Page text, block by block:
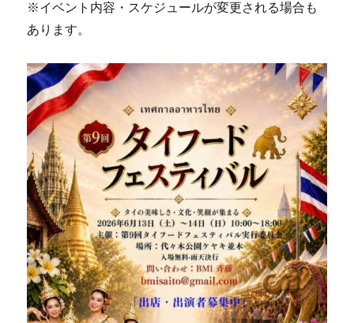
※イベント内容・スケジュールが変更される場合も
あります。